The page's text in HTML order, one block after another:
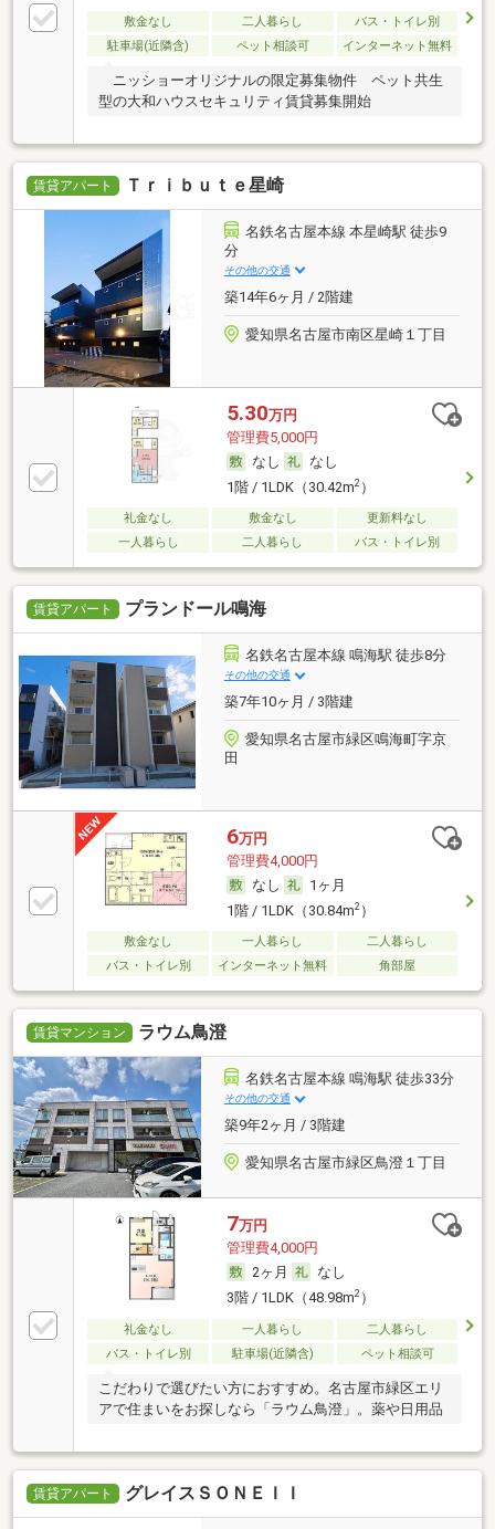
敷金なし 二人暮らし
バス・トイレ別
駐車場(近隣含)
ペット相談可 インターネット無料
ニッショーオリジナルの限定募集物件 ペット共生
型の大和ハウスセキュリティ賃貸募集開始
賃貸アパート Ｔｒｉｂｕｔｅ星崎
名鉄名古屋本線 本星崎駅 徒歩9
分
その他の交通
築14年6ヶ月 / 2階建
愛知県名古屋市南区星崎１丁目
5.30万円
管理費5,000円
なし
なし
1階 / 1LDK（30.42m2）
礼金なし 敷金なし
更新料なし
一人暮らし
二人暮らし バス・トイレ別
賃貸アパート プランドール鳴海
名鉄名古屋本線 鳴海駅 徒歩8分
その他の交通
築7年10ヶ月 / 3階建
愛知県名古屋市緑区鳴海町字京
田
6万円
管理費4,000円
なし
1ヶ月
1階 / 1LDK（30.84m2）
敷金なし 一人暮らし
二人暮らし
バス・トイレ別
インターネット無料 角部屋
賃貸マンション ラウム鳥澄
名鉄名古屋本線 鳴海駅 徒歩33分
その他の交通
築9年2ヶ月 / 3階建
愛知県名古屋市緑区鳥澄１丁目
7万円
管理費4,000円
2ヶ月
なし
3階 / 1LDK（48.98m2）
礼金なし 一人暮らし
二人暮らし
バス・トイレ別
駐車場(近隣含) ペット相談可
こだわりで選びたい方におすすめ。名古屋市緑区エリ
アで住まいをお探しなら「ラウム鳥澄」。薬や日用品
賃貸アパート グレイスＳＯＮＥＩＩ